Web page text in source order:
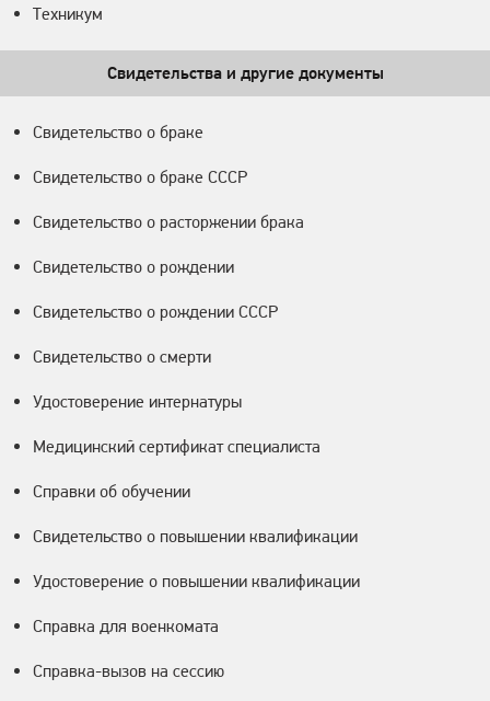
Техникум
Свидетельства и другие документы
Свидетельство о браке
Свидетельство о браке СССР
Свидетельство о расторжении брака
Свидетельство о рождении
Свидетельство о рождении СССР
Свидетельство о смерти
Удостоверение интернатуры
Медицинский сертификат специалиста
Справки об обучении
Свидетельство о повышении квалификации
Удостоверение о повышении квалификации
Справка для военкомата
Справка-вызов на сессию